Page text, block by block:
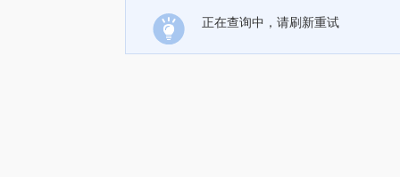
正在查询中，请刷新重试